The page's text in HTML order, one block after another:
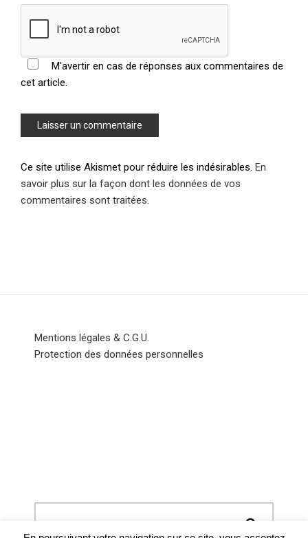
M'avertir en cas de réponses aux commentaires de
cet article.
Ce site utilise Akismet pour réduire les indésirables. En
savoir plus sur la façon dont les données de vos
commentaires sont traitées.
Mentions légales & C.G.U.
Protection des données personnelles